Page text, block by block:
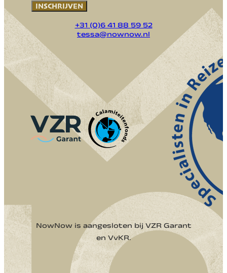
INSCHRIJVEN
+31 (0)6 41 88 59 52
tessa@nownow.nl
NowNow is aangesloten bij VZR Garant
en VvKR.